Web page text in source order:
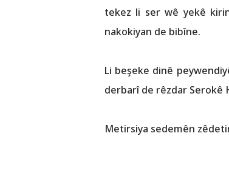
tekez li ser wê yekê
nakokiyan de bibîne.
Li beşeke dinê
derbarî de rêzdar Serokê
Metirsiya sedemên